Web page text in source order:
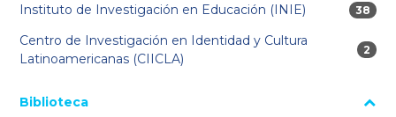
Instituto de Investigación en Educación (INIE)
38
38
Centro de Investigación en Identidad y Cultura
Latinoamericanas (CIICLA)
2
2
Biblioteca